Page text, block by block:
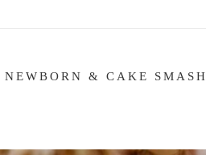
NEWBORN & CAKE SMASH